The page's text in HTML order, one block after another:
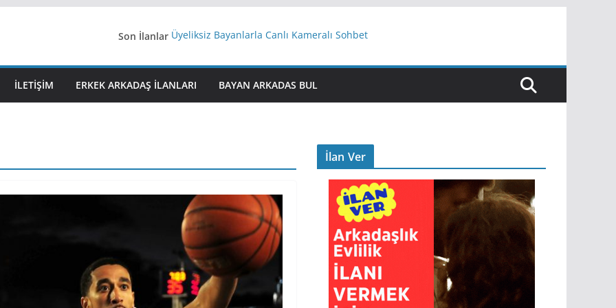
Son İlanlar Üyeliksiz Bayanlarla Canlı Kameralı Sohbet
Ağrıli Suriyeli Bayanlar
İstanbul arkadaş arıyorum
İLETIŞIM ERKEK ARKADAŞ ILANLARI BAYAN ARKADAS BUL
İlan Ver